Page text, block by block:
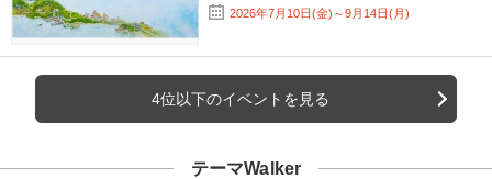
2026年7月10日(金)～9月14日(月)
4位以下のイベントを見る
テーマWalker